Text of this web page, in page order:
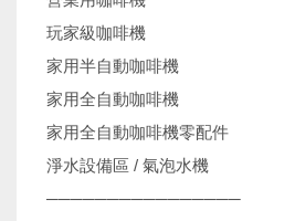
玩家級咖啡機
家用半自動咖啡機
家用全自動咖啡機
家用全自動咖啡機零配件
淨水設備區 / 氣泡水機
────────────────